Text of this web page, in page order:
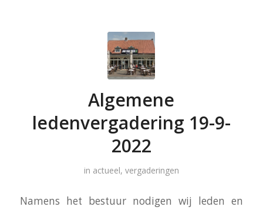
Algemene
ledenvergadering 19-9-
2022
in actueel, vergaderingen
Namens het bestuur nodigen wij leden en